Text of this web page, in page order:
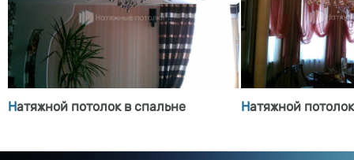
Натяжной потолок в спальне Натяжной